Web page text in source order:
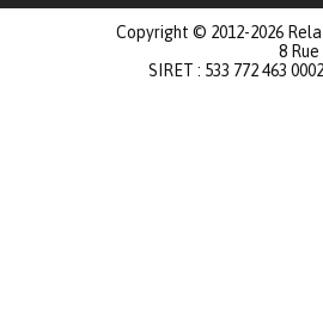
Copyright © 2012-2026
8
SIRET : 533 772 463